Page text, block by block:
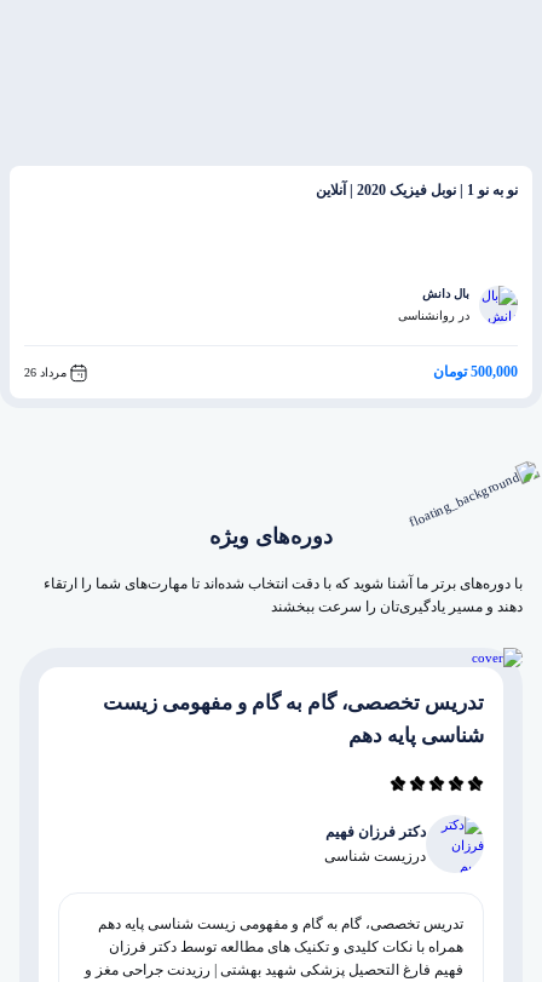
نو به نو 1 | نوبل فیزیک 2020 | آنلاین
بال دانش
در روانشناسی
500,000 تومان مرداد 26
دوره‌های ویژه
با دوره‌های برتر ما آشنا شوید که با دقت انتخاب شده‌اند تا مهارت‌های شما را ارتقاء
دهند و مسیر یادگیری‌تان را سرعت ببخشند
تدریس تخصصی، گام به گام و مفهومی زیست
شناسی پایه دهم
دکتر فرزان فهیم
در زیست شناسی
تدریس تخصصی، گام به گام و مفهومی زیست شناسی پایه دهم
همراه با نکات کلیدی و تکنیک های مطالعه توسط دکتر فرزان
فهیم فارغ التحصیل پزشکی شهید بهشتی | رزیدنت جراحی مغز و